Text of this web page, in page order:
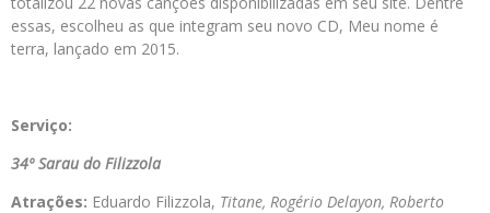
essas, escolheu as que integram seu novo CD, Meu nome é
terra, lançado em 2015.
Serviço:
34º Sarau do Filizzola
Atrações: Eduardo Filizzola, Titane, Rogério Delayon, Roberto